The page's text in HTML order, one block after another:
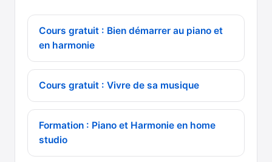
Cours gratuit : Bien démarrer au piano et
en harmonie
Cours gratuit : Vivre de sa musique
Formation : Piano et Harmonie en home
studio